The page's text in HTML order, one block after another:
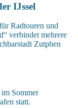
IJssel
Radtouren und
verbindet mehrere
Zutphen
Sommer
statt.